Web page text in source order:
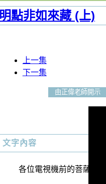
明點非如來藏 (上)
上一集
下一集
由正偉老師開示
文字內容
各位電視機前的菩薩們：